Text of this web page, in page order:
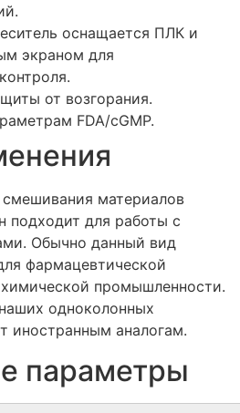
оснащается ПЛК и
экраном для
от возгорания.
FDA/cGMP.
материалов
подходит для работы с
Обычно данный вид
фармацевтической
промышленности.
одноколонных
иностранным аналогам.
параметры